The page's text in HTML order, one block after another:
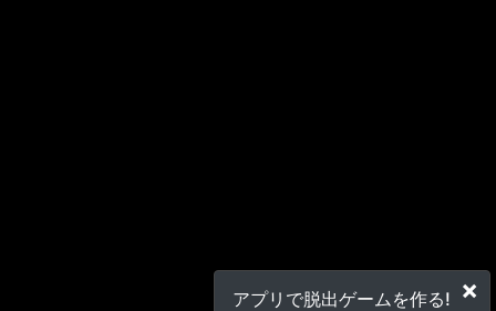
×
アプリで脱出ゲームを作る!